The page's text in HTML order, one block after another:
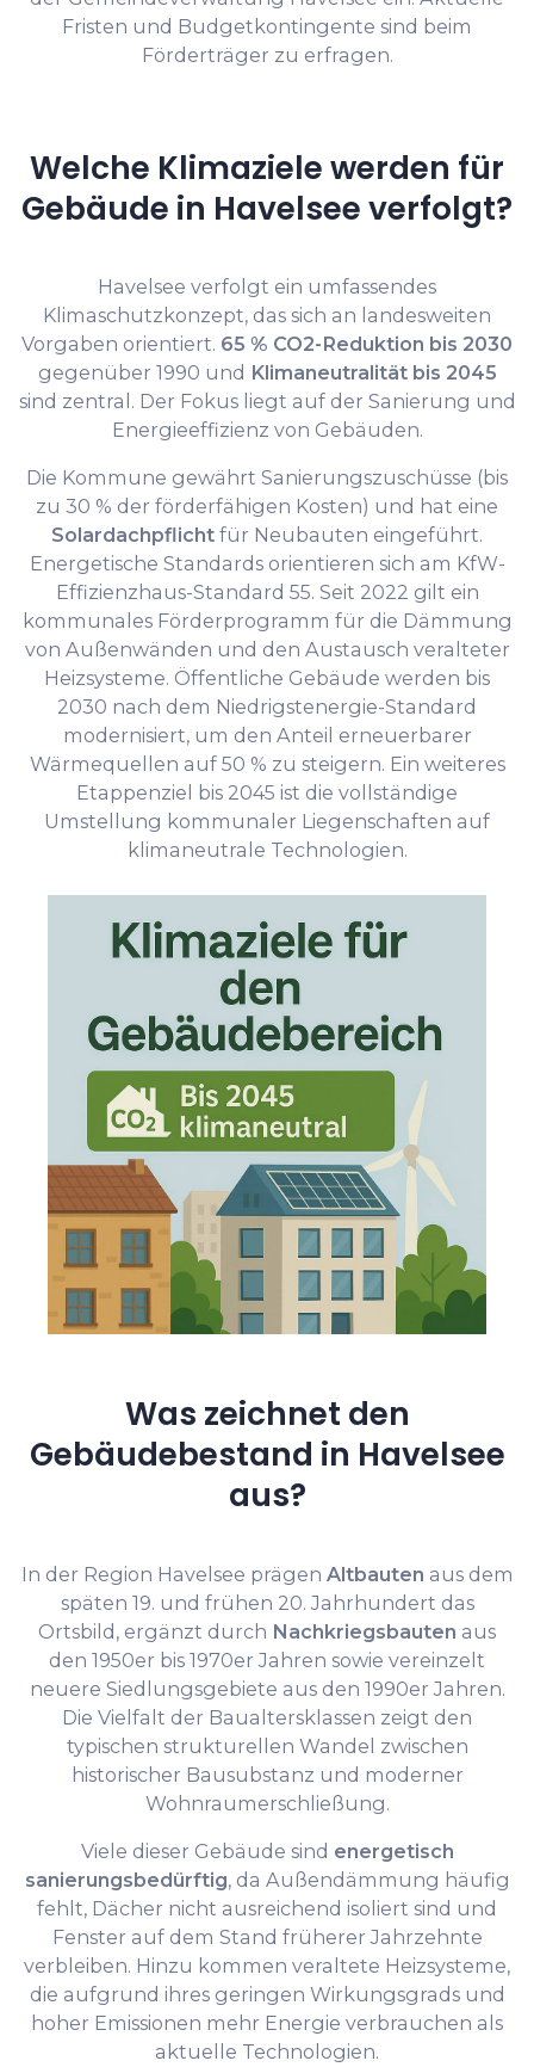
Fristen und Budgetkontingente sind beim
Förderträger zu erfragen.
Welche Klimaziele werden für
Gebäude in Havelsee verfolgt?
Havelsee verfolgt ein umfassendes
Klimaschutzkonzept, das sich an landesweiten
Vorgaben orientiert. 65 % CO2-Reduktion bis 2030
gegenüber 1990 und Klimaneutralität bis 2045
sind zentral. Der Fokus liegt auf der Sanierung und
Energieeffizienz von Gebäuden.
Die Kommune gewährt Sanierungszuschüsse (bis
zu 30 % der förderfähigen Kosten) und hat eine
Solardachpflicht für Neubauten eingeführt.
Energetische Standards orientieren sich am KfW-
Effizienzhaus-Standard 55. Seit 2022 gilt ein
kommunales Förderprogramm für die Dämmung
von Außenwänden und den Austausch veralteter
Heizsysteme. Öffentliche Gebäude werden bis
2030 nach dem Niedrigstenergie-Standard
modernisiert, um den Anteil erneuerbarer
Wärmequellen auf 50 % zu steigern. Ein weiteres
Etappenziel bis 2045 ist die vollständige
Umstellung kommunaler Liegenschaften auf
klimaneutrale Technologien.
Was zeichnet den
Gebäudebestand in Havelsee
aus?
In der Region Havelsee prägen Altbauten aus dem
späten 19. und frühen 20. Jahrhundert das
Ortsbild, ergänzt durch Nachkriegsbauten aus
den 1950er bis 1970er Jahren sowie vereinzelt
neuere Siedlungsgebiete aus den 1990er Jahren.
Die Vielfalt der Baualtersklassen zeigt den
typischen strukturellen Wandel zwischen
historischer Bausubstanz und moderner
Wohnraumerschließung.
Viele dieser Gebäude sind energetisch
sanierungsbedürftig, da Außendämmung häufig
fehlt, Dächer nicht ausreichend isoliert sind und
Fenster auf dem Stand früherer Jahrzehnte
verbleiben. Hinzu kommen veraltete Heizsysteme,
die aufgrund ihres geringen Wirkungsgrads und
hoher Emissionen mehr Energie verbrauchen als
aktuelle Technologien.